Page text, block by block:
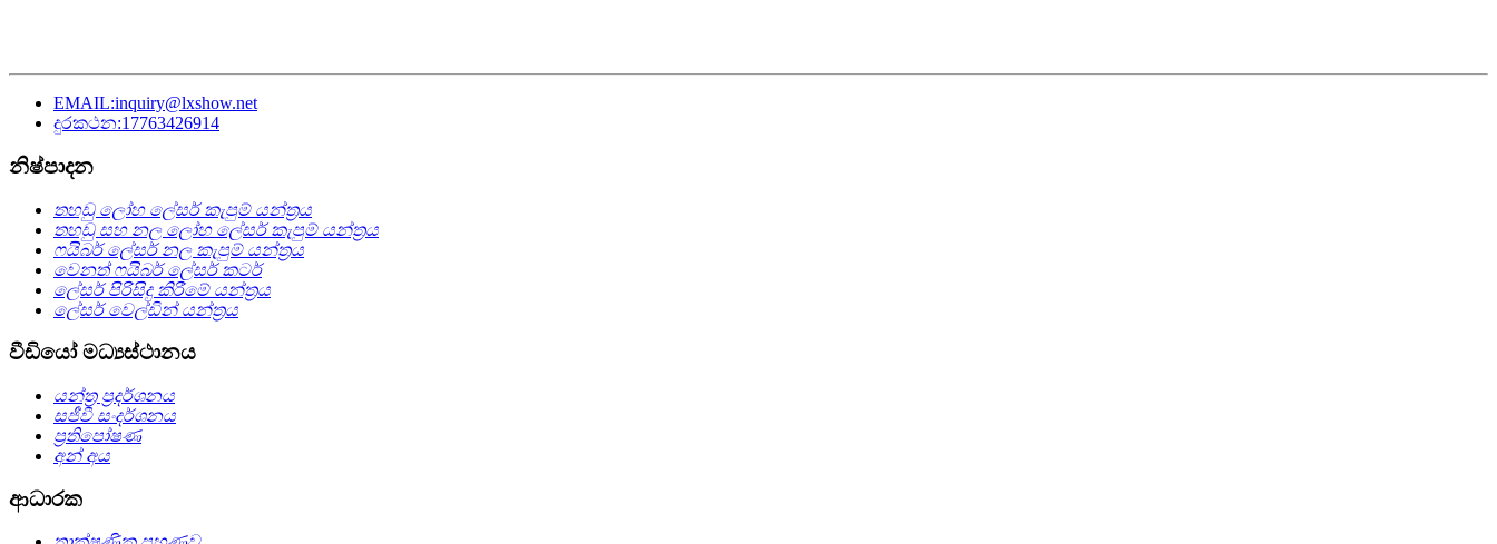
EMAIL:inquiry@lxshow.net
දුරකථන:17763426914
නිෂ්පාදන
තහඩු ලෝහ ලේසර් කැපුම් යන්ත්‍රය
තහඩු සහ නල ලෝහ ලේසර් කැපුම් යන්ත්‍රය
ෆයිබර් ලේසර් නල කැපුම් යන්ත්‍රය
වෙනත් ෆයිබර් ලේසර් කටර්
ලේසර් පිරිසිදු කිරීමේ යන්ත්‍රය
ලේසර් වෙල්ඩින් යන්ත්‍රය
වීඩියෝ මධ්‍යස්ථානය
යන්ත්‍ර ප්‍රදර්ශනය
සජීවී සංදර්ශනය
ප්‍රතිපෝෂණ
අන් අය
ආධාරක